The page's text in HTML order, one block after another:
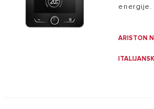
energije.
ARISTON